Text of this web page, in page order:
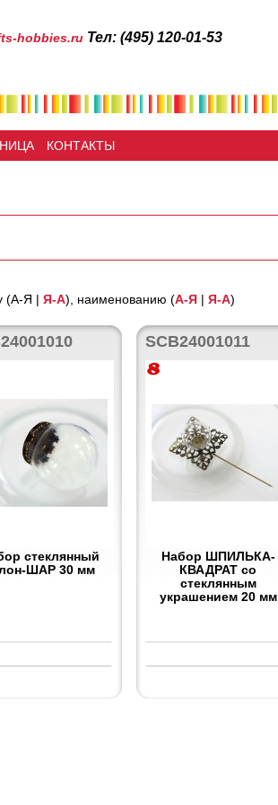
hobbies.ruТел: (495) 120-01-53
КОНТАКТЫ
(А-Я | Я-А), наименованию (А-Я| Я-А)
стеклянный
ШАР 30 мм
SCB24001011
Набор ШПИЛЬКА-
КВАДРАТ со
стеклянным
украшением 20 мм